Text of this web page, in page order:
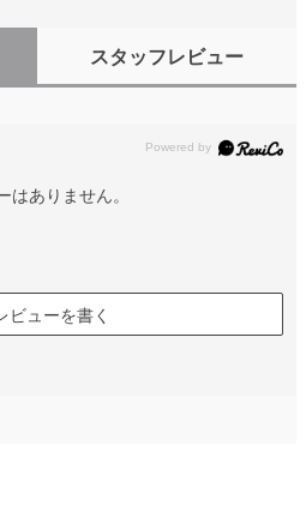
スタッフレビュー
はありません。
ビューを書く